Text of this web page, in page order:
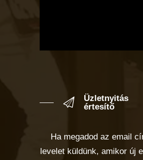
Üzletnyitás
értesítő
Ha megadod az email
levelet küldünk, amikor új